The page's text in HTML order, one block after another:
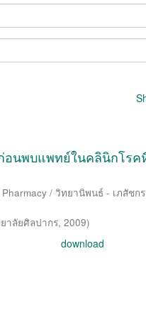
อนพบแพทย์ในคลินิกโรค
/ วิทยานิพนธ์ - เภสัชก
าลัยศิลปากร, 2009)
download